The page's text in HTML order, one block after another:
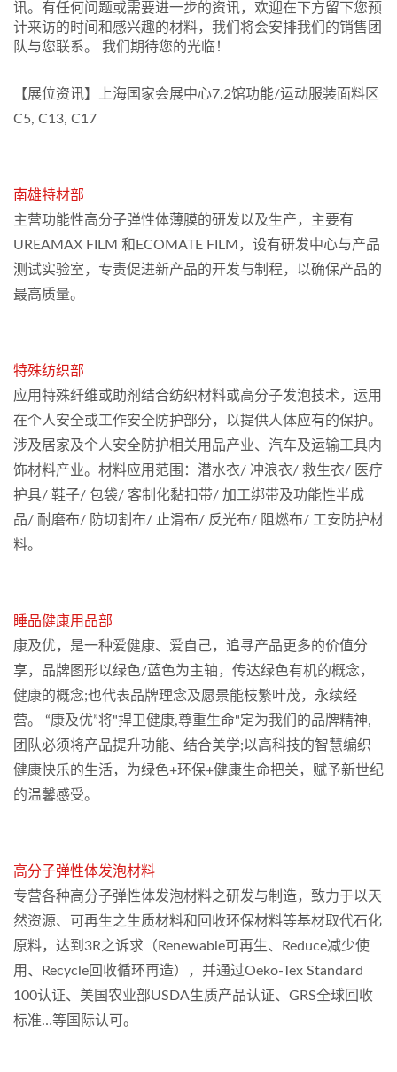
讯。有任何问题或需要进一步的资讯，欢迎在下方留下您预
计来访的时间和感兴趣的材料，我们将会安排我们的销售团
队与您联系。 我们期待您的光临！
【展位资讯】上海国家会展中心7.2馆功能/运动服装面料区
C5, C13, C17
南雄特材部
主营功能性高分子弹性体薄膜的研发以及生产，主要有
UREAMAX FILM 和ECOMATE FILM，设有研发中心与产品
测试实验室，专责促进新产品的开发与制程，以确保产品的
最高质量。
特殊纺织部
应用特殊纤维或助剂结合纺织材料或高分子发泡技术，运用
在个人安全或工作安全防护部分，以提供人体应有的保护。
涉及居家及个人安全防护相关用品产业、汽车及运输工具内
饰材料产业。材料应用范围：潜水衣/ 冲浪衣/ 救生衣/ 医疗
护具/ 鞋子/ 包袋/ 客制化黏扣带/ 加工绑带及功能性半成
品/ 耐磨布/ 防切割布/ 止滑布/ 反光布/ 阻燃布/ 工安防护材
料。
睡品健康用品部
康及优，是一种爱健康、爱自己，追寻产品更多的价值分
享，品牌图形以绿色/蓝色为主轴，传达绿色有机的概念，
健康的概念;也代表品牌理念及愿景能枝繁叶茂，永续经
营。 “康及优”将"捍卫健康,尊重生命"定为我们的品牌精神,
团队必须将产品提升功能、结合美学;以高科技的智慧编织
健康快乐的生活，为绿色+环保+健康生命把关，赋予新世纪
的温馨感受。
高分子弹性体发泡材料
专营各种高分子弹性体发泡材料之研发与制造，致力于以天
然资源、可再生之生质材料和回收环保材料等基材取代石化
原料，达到3R之诉求（Renewable可再生、Reduce减少使
用、Recycle回收循环再造），并通过Oeko-Tex Standard
100认证、美国农业部USDA生质产品认证、GRS全球回收
标准…等国际认可。